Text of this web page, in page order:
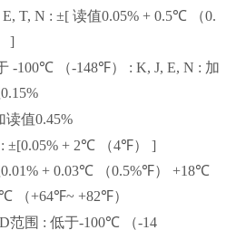
E, T, N :±[读值0.05% + 0.5℃
（0.
]
-100℃ （-148℉） : K, J, E, N : 加
0.15%
读值0.45%
:±[0.05% + 2℃ （4℉） ]
0.01% + 0.03℃ （0.5%℉） +18℃
℃ （+64℉~ +82℉）
范围 :低于-100℃
（-14